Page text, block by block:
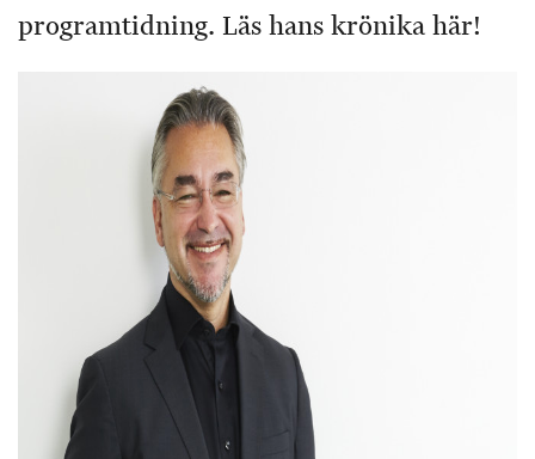
programtidning. Läs hans krönika här!